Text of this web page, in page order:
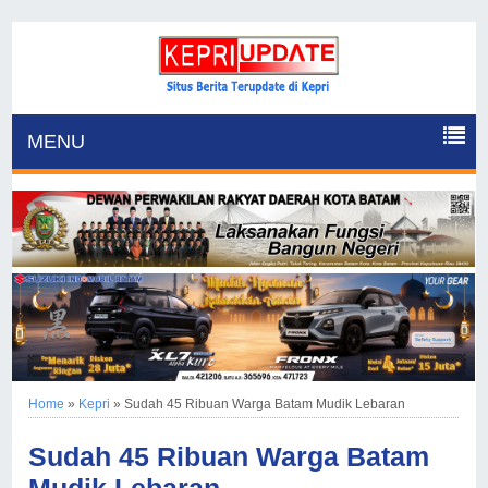
MENU
Home » Kepri »Sudah 45 Ribuan Warga Batam Mudik Lebaran
Sudah 45 Ribuan Warga Batam